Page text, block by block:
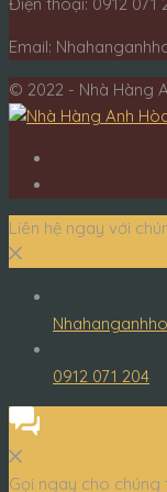
Email:
© 2022 - Nhà Hàng
Liên hệ ngay với
0912 071 204
Gọi ngay cho chúng